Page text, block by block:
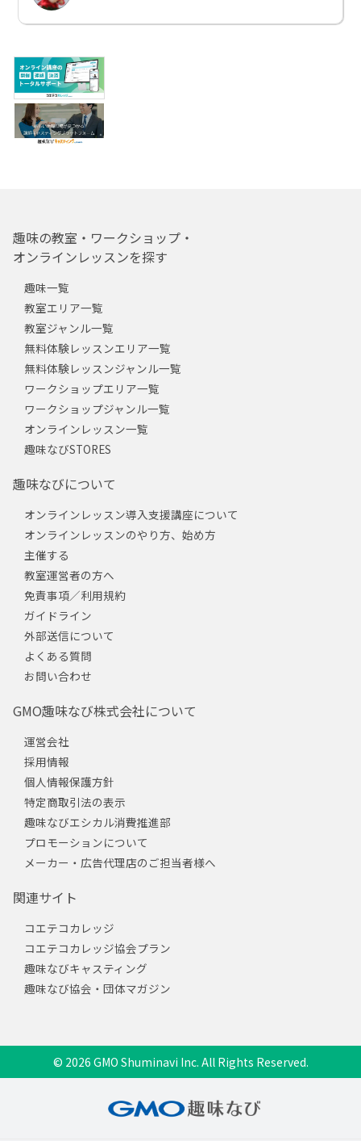
趣味の教室・ワークショップ・
オンラインレッスンを探す
趣味一覧
教室エリア一覧
教室ジャンル一覧
無料体験レッスンエリア一覧
無料体験レッスンジャンル一覧
ワークショップエリア一覧
ワークショップジャンル一覧
オンラインレッスン一覧
趣味なびSTORES
趣味なびについて
オンラインレッスン導入支援講座について
オンラインレッスンのやり方、始め方
主催する
教室運営者の方へ
免責事項／利用規約
ガイドライン
外部送信について
よくある質問
お問い合わせ
GMO趣味なび株式会社について
運営会社
採用情報
個人情報保護方針
特定商取引法の表示
趣味なびエシカル消費推進部
プロモーションについて
メーカー・広告代理店のご担当者様へ
関連サイト
コエテコカレッジ
コエテコカレッジ協会プラン
趣味なびキャスティング
趣味なび協会・団体マガジン
© 2026 GMO Shuminavi Inc. All Rights Reserved.